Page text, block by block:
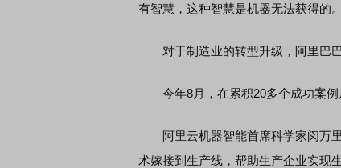
有智慧，这种智慧是机器无法获得的。
对于制造业的转型升级，阿里巴巴
今年8月，在累积20多个成功案例
阿里云机器智能首席科学家闵万里
术嫁接到生产线，帮助生产企业实现